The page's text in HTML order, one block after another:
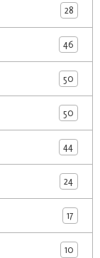
28
46
50
50
44
24
17
10